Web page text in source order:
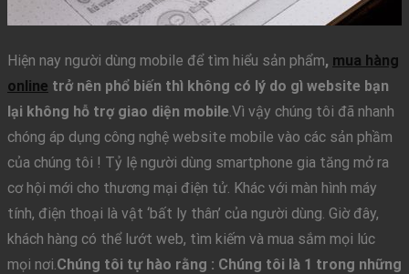
Hiện nay người dùng mobile để tìm hiểu sản phẩm, mua hàng
online trở nên phổ biến thì không có lý do gì website bạn
lại không hỗ trợ giao diện mobile .Vì vậy chúng tôi đã nhanh
chóng áp dụng công nghệ website mobile vào các sản phầm
của chúng tôi ! Tỷ lệ người dùng smartphone gia tăng mở ra
cơ hội mới cho thương mại điện tử. Khác với màn hình máy
tính, điện thoại là vật ‘bất ly thân’ của người dùng. Giờ đây,
khách hàng có thể lướt web, tìm kiếm và mua sắm mọi lúc
mọi nơi. Chúng tôi tự hào rằng : Chúng tôi là 1 trong những